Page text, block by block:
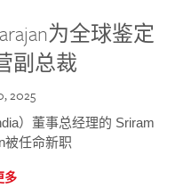
为全球鉴定
副总裁
2025
）董事总经理的 Sriram
被任命新职
多